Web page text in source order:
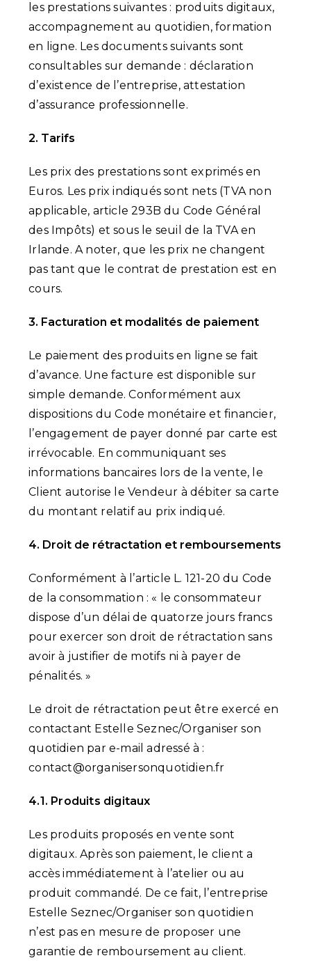
les prestations suivantes : produits digitaux,
accompagnement au quotidien, formation
en ligne. Les documents suivants sont
consultables sur demande : déclaration
d’existence de l’entreprise, attestation
d’assurance professionnelle.
2. Tarifs
Les prix des prestations sont exprimés en
Euros. Les prix indiqués sont nets (TVA non
applicable, article 293B du Code Général
des Impôts) et sous le seuil de la TVA en
Irlande. A noter, que les prix ne changent
pas tant que le contrat de prestation est en
cours.
3. Facturation et modalités de paiement
Le paiement des produits en ligne se fait
d’avance. Une facture est disponible sur
simple demande. Conformément aux
dispositions du Code monétaire et financier,
l’engagement de payer donné par carte est
irrévocable. En communiquant ses
informations bancaires lors de la vente, le
Client autorise le Vendeur à débiter sa carte
du montant relatif au prix indiqué.
4. Droit de rétractation et remboursements
Conformément à l’article L. 121-20 du Code
de la consommation : « le consommateur
dispose d’un délai de quatorze jours francs
pour exercer son droit de rétractation sans
avoir à justifier de motifs ni à payer de
pénalités. »
Le droit de rétractation peut être exercé en
contactant Estelle Seznec/Organiser son
quotidien par e-mail adressé à :
contact@organisersonquotidien.fr
4.1. Produits digitaux
Les produits proposés en vente sont
digitaux. Après son paiement, le client a
accès immédiatement à l’atelier ou au
produit commandé. De ce fait, l’entreprise
Estelle Seznec/Organiser son quotidien
n’est pas en mesure de proposer une
garantie de remboursement au client.